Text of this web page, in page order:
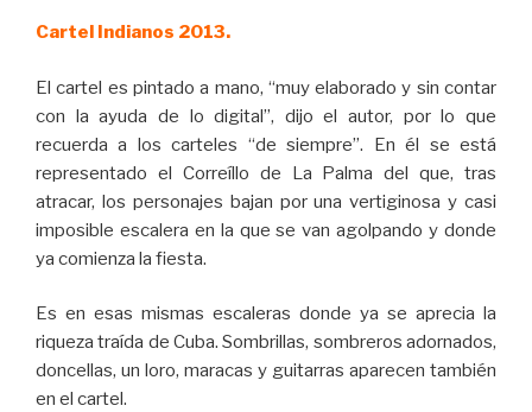
Cartel Indianos 2013.
El cartel es pintado a mano, “muy elaborado y sin contar
con la ayuda de lo digital”, dijo el autor, por lo que
recuerda a los carteles “de siempre”. En él se está
representado el Correíllo de La Palma del que, tras
atracar, los personajes bajan por una vertiginosa y casi
imposible escalera en la que se van agolpando y donde
ya comienza la fiesta.
Es en esas mismas escaleras donde ya se aprecia la
riqueza traída de Cuba. Sombrillas, sombreros adornados,
doncellas, un loro, maracas y guitarras aparecen también
en el cartel.